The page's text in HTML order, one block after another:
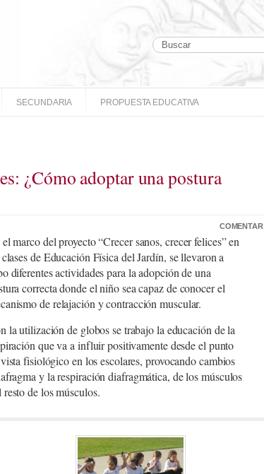
SECUNDARIA PROPUESTA EDUCATIVA
¿Cómo adoptar una postura
COMENTAR
marco del proyecto “Crecer sanos, crecer felices” en
de Educación Física del Jardín, se llevaron a
diferentes actividades para la adopción de una
correcta donde el niño sea capaz de conocer el
de relajación y contracción muscular.
la utilización de globos se trabajo la educación de la
que va a influir positivamente desde el punto
fisiológico en los escolares, provocando cambios
y la respiración diafragmática, de los músculos
de los músculos.